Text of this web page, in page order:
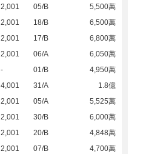
2,001 05/B
5,500萬
2,001 18/B
6,500萬
2,001 17/B
6,800萬
2,001 06/A
6,050萬
- 01/B
4,950萬
4,001 31/A
1.8億
2,001 05/A
5,525萬
2,001 30/B
6,000萬
2,001 20/B
4,848萬
2,001 07/B
4,700萬